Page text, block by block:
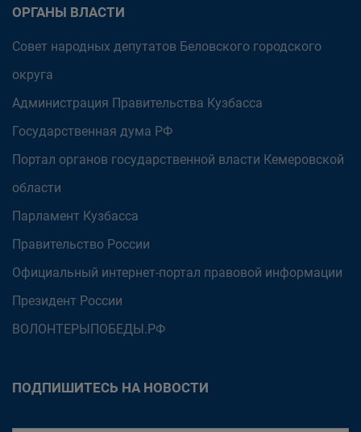
ОРГАНЫ ВЛАСТИ
Совет народных депутатов Беловского городского
округа
Администрация Правительства Кузбасса
Государственная дума РФ
Портал органов государственной власти Кемеровской
области
Парламент Кузбасса
Правительство России
Официальный интернет-портал правовой информации
Президент России
ВОЛОНТЕРЫПОБЕДЫ.РФ
ПОДПИШИТЕСЬ НА НОВОСТИ